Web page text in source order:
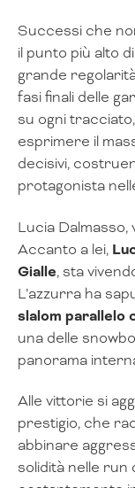
Successi che
il punto più alto
grande
fasi finali delle
su ogni
esprimere il
decisivi,
protagonista
Lucia
Accanto a lei,
Gialle, sta
L’azzurra ha
slalom parallelo
una delle
panorama
Alle vittorie si
prestigio, che
abbinare
solidità nelle run